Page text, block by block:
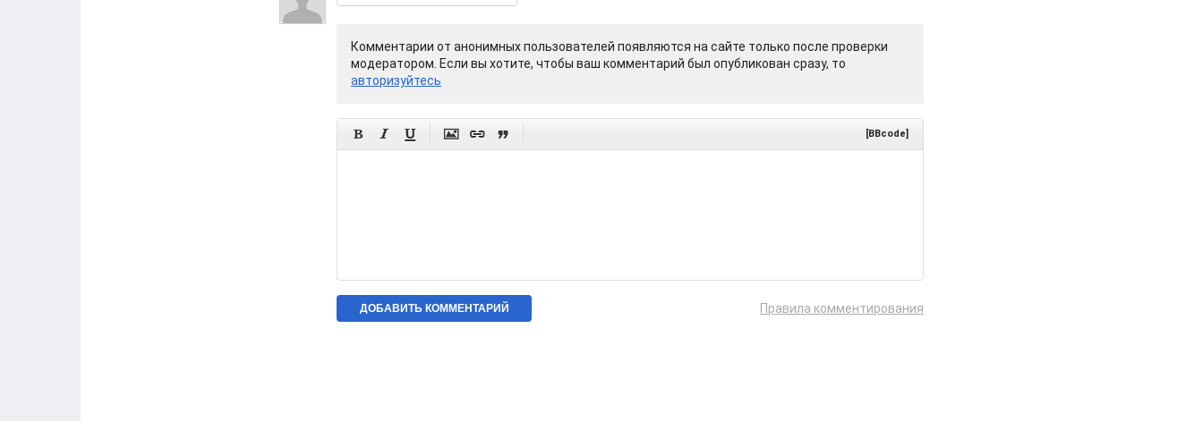
Комментарии от анонимных пользователей появляются на сайте только после проверки
модератором. Если вы хотите, чтобы ваш комментарий был опубликован сразу, то
авторизуйтесь
      [BBcode]
Правила комментирования